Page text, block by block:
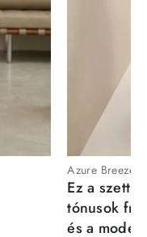
Azure Breeze
Ez a szett
tónusok
és a